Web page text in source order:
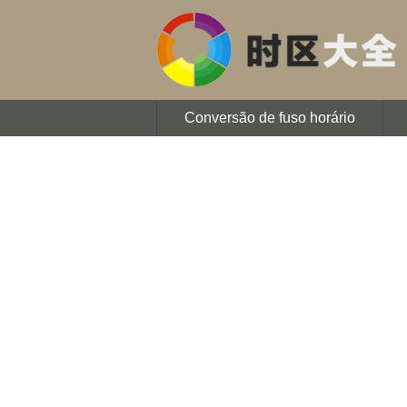
Conversão de fuso horário